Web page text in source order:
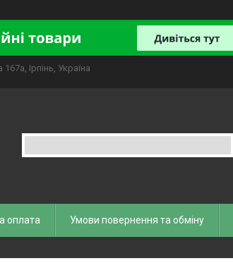
Ірпінь, Україна
оплата Умови повернення та обміну